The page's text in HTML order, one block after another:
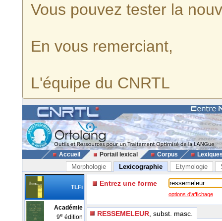
Vous pouvez tester la
En vous remerciant,
L'équipe du CNRTL
Accueil Portail lexical Corpus
Morphologie Lexicographie Etymologie
TLFi
Académie
9e édition
Entrez une forme
options d'affichage
RESSEMELEUR , subst. masc.